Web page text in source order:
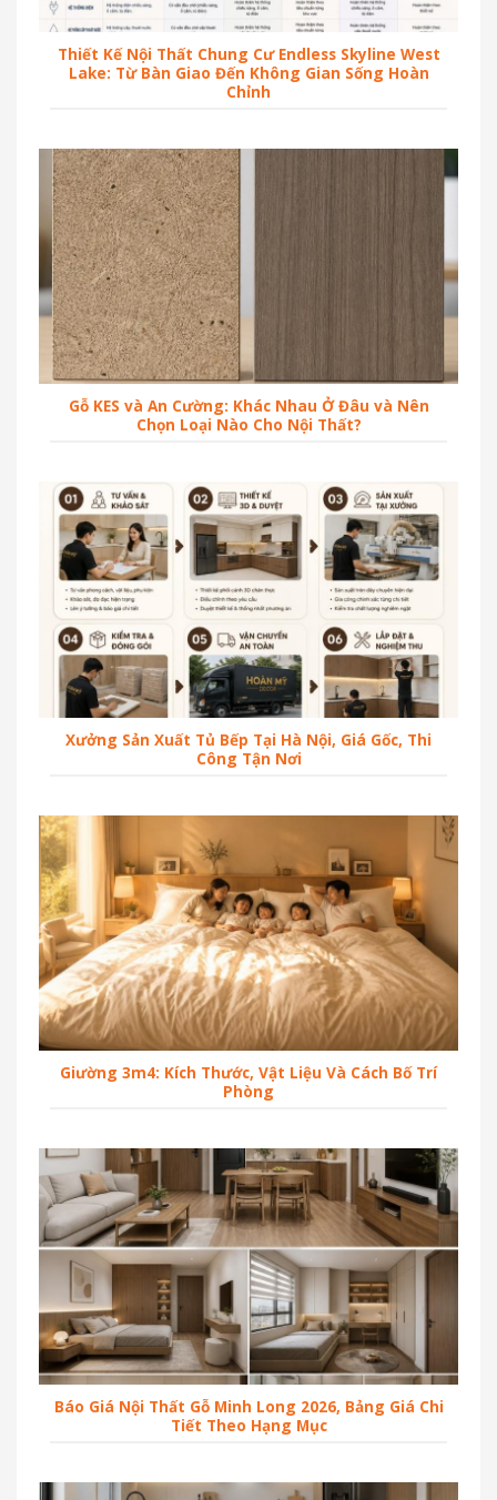
Thiết Kế Nội Thất Chung Cư Endless Skyline West
Lake: Từ Bàn Giao Đến Không Gian Sống Hoàn
Chỉnh
Gỗ KES và An Cường: Khác Nhau Ở Đâu và Nên
Chọn Loại Nào Cho Nội Thất?
Xưởng Sản Xuất Tủ Bếp Tại Hà Nội, Giá Gốc, Thi
Công Tận Nơi
Giường 3m4: Kích Thước, Vật Liệu Và Cách Bố Trí
Phòng
Báo Giá Nội Thất Gỗ Minh Long 2026, Bảng Giá Chi
Tiết Theo Hạng Mục